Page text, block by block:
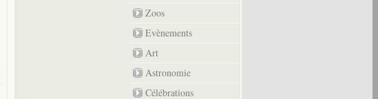
Zoos
Evènements
Art
Astronomie
Célébrations